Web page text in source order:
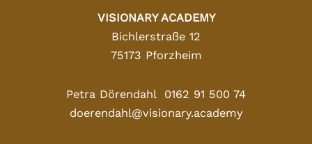
VISIONARY ACADEMY
Bichlerstraße 12
75173 Pforzheim
Petra Dörendahl 0162 91 500 74
doerendahl@visionary.academy